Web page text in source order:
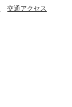
交通アクセス